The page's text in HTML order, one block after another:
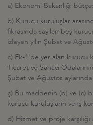
a) Ekonomi Bakanlığı
b) Kurucu kuruluşlar
fıkrasında sayılan beş
izleyen yılın Şubat ve
c) Ek-1'de yer alan kurucu
Ticaret ve Sanayi
Şubat ve Ağustos
ç) Bu maddenin (b) ve (c)
kurucu kuruluşların ve iş
d) Hizmet ve proje